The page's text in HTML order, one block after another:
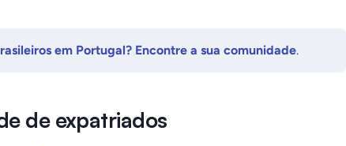
em Portugal? Encontre a sua comunidade.
de expatriados